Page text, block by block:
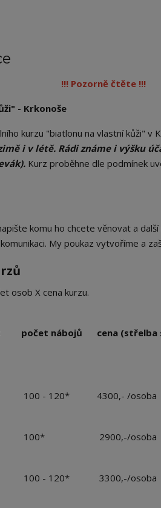
!!! Pozorně čtěte !!!
- Krkonoše
kurzu "biatlonu na vlastní kůži" v
i v létě. Rádi známe i výšku
Kurz proběhne dle podmínek
komu ho chcete věnovat a
My poukaz vytvoříme a
osob X cena kurzu.
počet nábojů cena (střelba
100 - 120* 4300,- /osoba
100* 2900,-/osoba
100 - 120* 3300,-/osoba